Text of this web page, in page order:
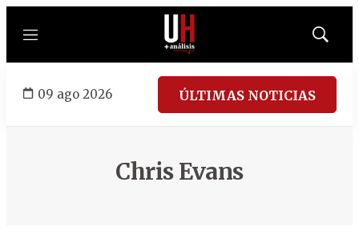
Menú
Mostrar
09 ago 2026 ÚLTIMAS NOTICIAS
Chris Evans